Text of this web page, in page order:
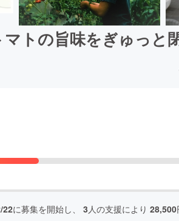
マトの旨味をぎゅっと
22に募集を開始し、 3 人の支援により 28,500